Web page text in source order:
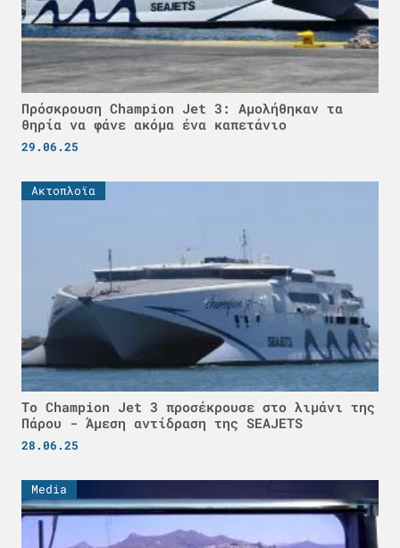
Πρόσκρουση Champion Jet 3: Αμολήθηκαν τα
θηρία να φάνε ακόμα ένα καπετάνιο
29.06.25
Ακτοπλοϊα
Το Champion Jet 3 προσέκρουσε στο λιμάνι της
Πάρου - Άμεση αντίδραση της SEAJETS
28.06.25
Media